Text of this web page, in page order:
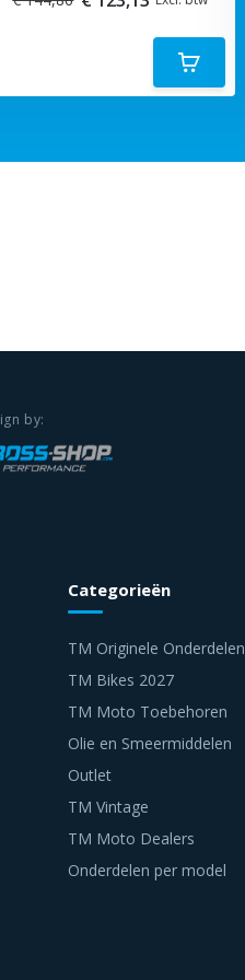
Categorieën
TM Originele Onderdelen
TM Bikes 2027
TM Moto Toebehoren
Olie en Smeermiddelen
Outlet
TM Vintage
TM Moto Dealers
Onderdelen per model